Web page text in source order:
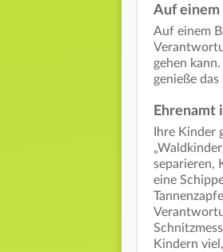
Auf einem
Auf einem
gehen
genieße das
Ehrenamt
Ihre Kinder
separieren,
eine
Kindern